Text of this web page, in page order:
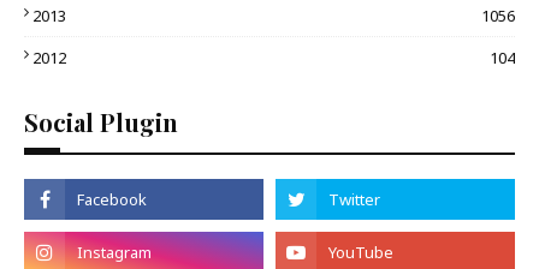
2013
1056
2012
104
Social Plugin